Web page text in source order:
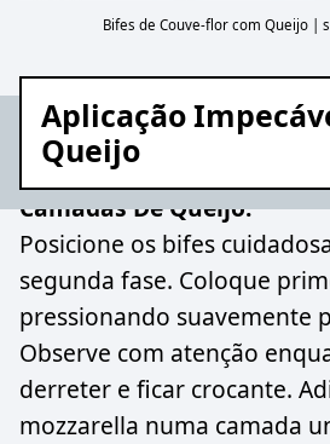
Bifes de Couve-flor com Queijo |
Aplicação
Queijo
Camadas De Queijo:
Posicione os bifes
segunda fase. Coloque
pressionando suavemente
Observe com atenção
derreter e ficar crocante.
mozzarella numa camada